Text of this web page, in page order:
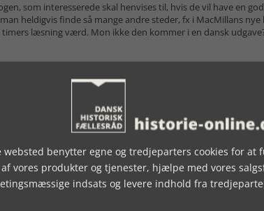
som interesserede skal henvises til, hvis de vil have en
heldigvis finde så mange andre steder, fx i MacMillans nye
læsning værd. Mon ikke den kommer i en dansk
websted benytter egne og tredjeparters cookies for at
vores produkter og tjenester, hjælpe med vores
indsats og levere indhold fra